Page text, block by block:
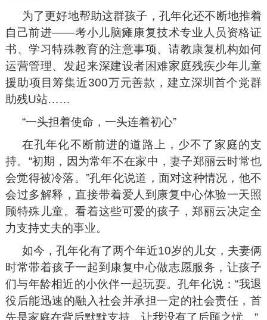
为了更好地帮助这群孩子，孔年化还不断地推着
自己前进——考小儿脑瘫康复技术专业人员资格证
书、学习特殊教育的注意事项、请教康复机构如何
运营管理、发起来深建设者困难家庭残疾少年儿童
援助项目筹集近300万元善款，建立深圳首个党群
助残U站……
“一头担着使命，一头连着初心”
在孔年化不断前进的道路上，少不了家庭的支
持。“初期，因为常年不在家中，妻子郑丽云时常也
会觉得被冷落。”孔年化说道，面对这种情况，他不
会过多解释，直接带着爱人到康复中心体验一天照
顾特殊儿童。看着这些可爱的孩子，郑丽云决定全
力支持丈夫的事业。
如今，孔年化有了两个年近10岁的儿女，夫妻俩
时常带着孩子一起到康复中心做志愿服务，让孩子
们与年龄相近的小伙伴一起玩耍。孔年化说：“我退
役后能迅速的融入社会并承担一定的社会责任，首
先是家庭在背后默默支持，让我没有了后顾之忧。”